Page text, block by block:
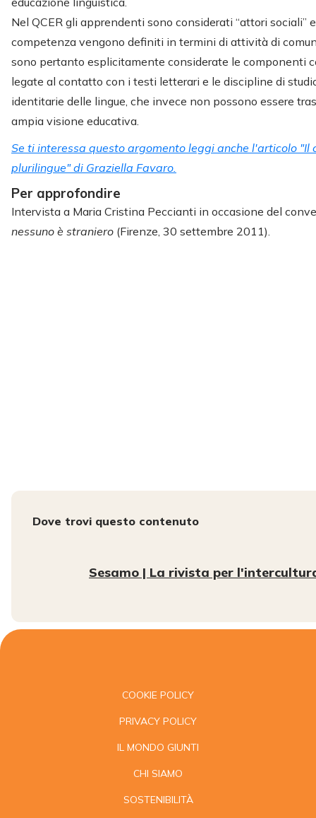
Nel QCER gli apprendenti sono considerati “attori sociali”
competenza vengono definiti in termini di attività di
sono pertanto esplicitamente considerate le componenti
legate al contatto con i testi letterari e le discipline di
identitarie delle lingue, che invece non possono essere
ampia visione educativa.
Se ti interessa questo argomento leggi anche l'articolo "Il
plurilingue" di Graziella Favaro.
Per approfondire
Intervista a Maria Cristina Peccianti in occasione del
nessuno è straniero (Firenze, 30 settembre 2011).
Dove trovi questo contenuto
Sesamo | La rivista per
COOKIE POLICY
PRIVACY POLICY
IL MONDO GIUNTI
CHI SIAMO
SOSTENIBILITÀ